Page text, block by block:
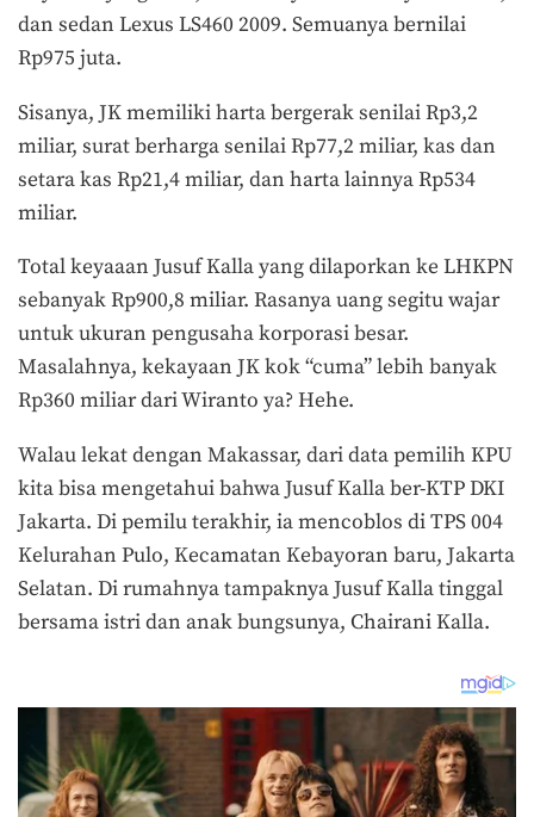
dan sedan Lexus LS460 2009. Semuanya bernilai
Rp975 juta.
Sisanya, JK memiliki harta bergerak senilai Rp3,2
miliar, surat berharga senilai Rp77,2 miliar, kas dan
setara kas Rp21,4 miliar, dan harta lainnya Rp534
miliar.
Total keyaaan Jusuf Kalla yang dilaporkan ke LHKPN
sebanyak Rp900,8 miliar. Rasanya uang segitu wajar
untuk ukuran pengusaha korporasi besar.
Masalahnya, kekayaan JK kok “cuma” lebih banyak
Rp360 miliar dari Wiranto ya? Hehe.
Walau lekat dengan Makassar, dari data pemilih KPU
kita bisa mengetahui bahwa Jusuf Kalla ber-KTP DKI
Jakarta. Di pemilu terakhir, ia mencoblos di TPS 004
Kelurahan Pulo, Kecamatan Kebayoran baru, Jakarta
Selatan. Di rumahnya tampaknya Jusuf Kalla tinggal
bersama istri dan anak bungsunya, Chairani Kalla.